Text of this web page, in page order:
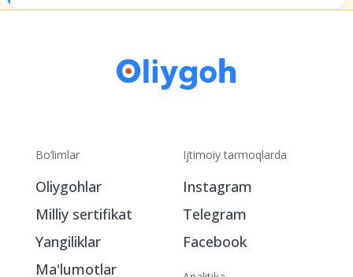
Bo‘limlar
Oliygohlar
Ijtimoiy tarmoqlarda